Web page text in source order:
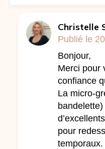
Christelle
Publié le
Bonjour,
Merci pour
confiance
La micro-
pour
temporaux.